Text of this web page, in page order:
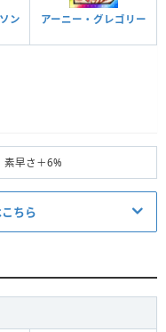
御力＋2%
20
21
ン アーニー・グレゴリー
素早さ＋6%
ちら
5